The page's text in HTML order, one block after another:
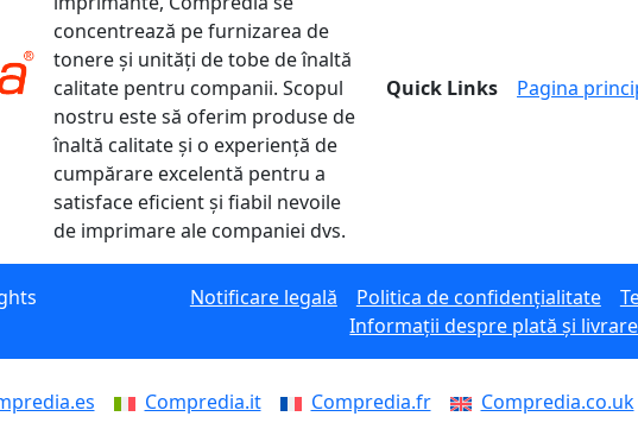
concentrează pe furnizarea de
tonere și unități de tobe de înaltă
calitate pentru companii. Scopul
nostru este să oferim produse de
înaltă calitate și o experiență de
cumpărare excelentă pentru a
satisface eficient și fiabil nevoile
de imprimare ale companiei dvs.
Quick Links Pagina
Notificare legală Politica de confidențialitate
Informații despre plată și livrare
Compredia.it Compredia.fr Compredia.co.uk